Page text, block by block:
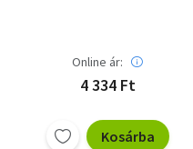
Online ár:
4 334 Ft
Kosárba